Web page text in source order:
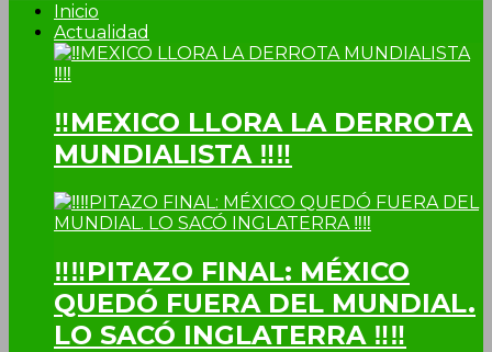
Inicio
Actualidad
‼MEXICO LLORA LA DERROTA
MUNDIALISTA ‼‼
‼‼PITAZO FINAL: MÉXICO
QUEDÓ FUERA DEL MUNDIAL.
LO SACÓ INGLATERRA ‼‼